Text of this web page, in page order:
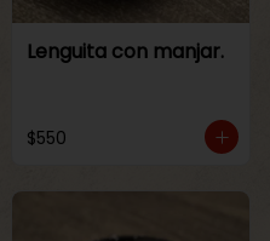
Lenguita con manjar.
$550